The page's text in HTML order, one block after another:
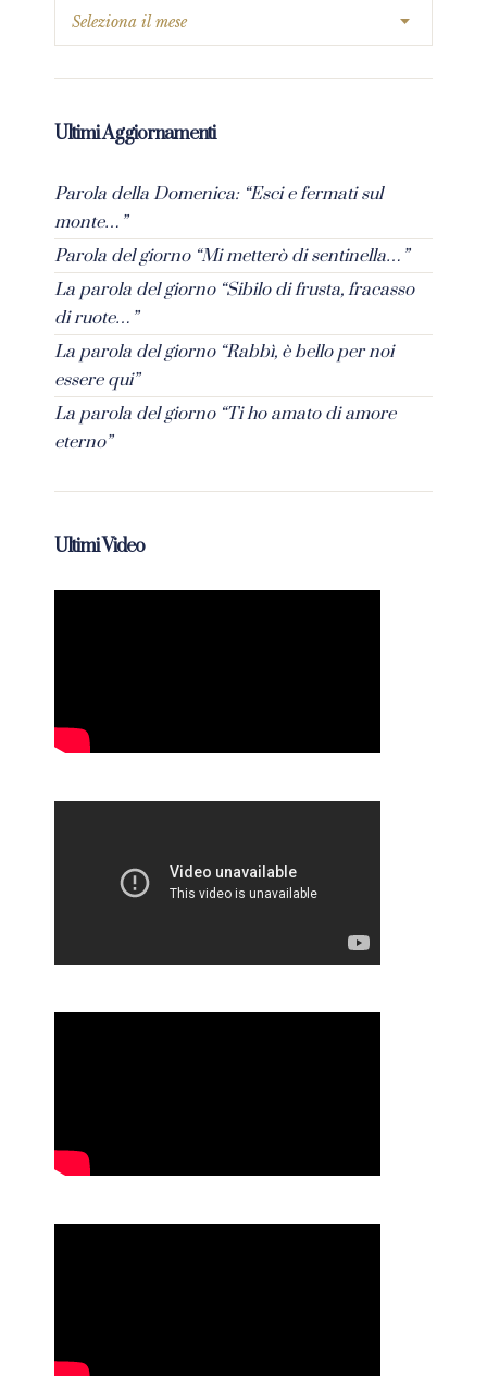
Ultimi Aggiornamenti
Parola della Domenica: “Esci e fermati sul
monte…”
Parola del giorno “Mi metterò di sentinella…”
La parola del giorno “Sibilo di frusta, fracasso
di ruote…”
La parola del giorno “Rabbì, è bello per noi
essere qui”
La parola del giorno “Ti ho amato di amore
eterno”
Ultimi Video